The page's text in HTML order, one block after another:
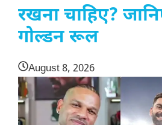
रखना चाहिए?
गोल्डन रूल
August 8, 2026